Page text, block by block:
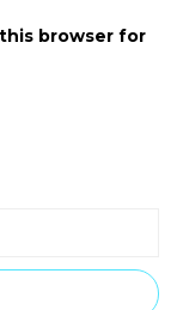
browser for